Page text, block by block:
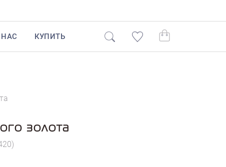
НАС КУПИТЬ
золота